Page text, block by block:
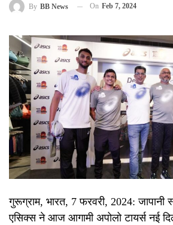
By BB News On Feb 7, 2024
गुरूग्राम, भारत, 7 फरवरी, 2024: जापानी
एसिक्स ने आज आगामी अपोलो टायर्स नई